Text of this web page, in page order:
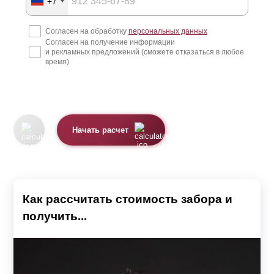
Согласен на обработку персональных данных
Согласен на получение информации
и рекламных предложений (сможете отказаться в любое
время)
Начать расчет
Как рассчитать стоимость забора и
получить...